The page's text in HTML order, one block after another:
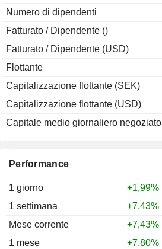
Performance
1 giorno
+1,99%
1 settimana
+7,43%
Mese corrente
+7,43%
1 mese
+7,80%
Numero di dipendenti
Fatturato / Dipendente ()
Fatturato / Dipendente (USD)
Flottante
Capitalizzazione flottante (SEK)
Capitalizzazione flottante (USD)
Capitale medio giornaliero negoziato